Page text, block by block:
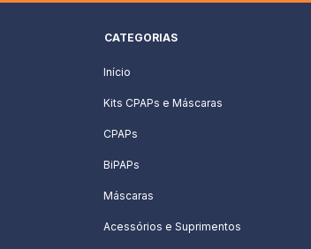
CATEGORIAS
Início
Kits CPAPs e Máscaras
CPAPs
BiPAPs
Máscaras
Acessórios e Suprimentos